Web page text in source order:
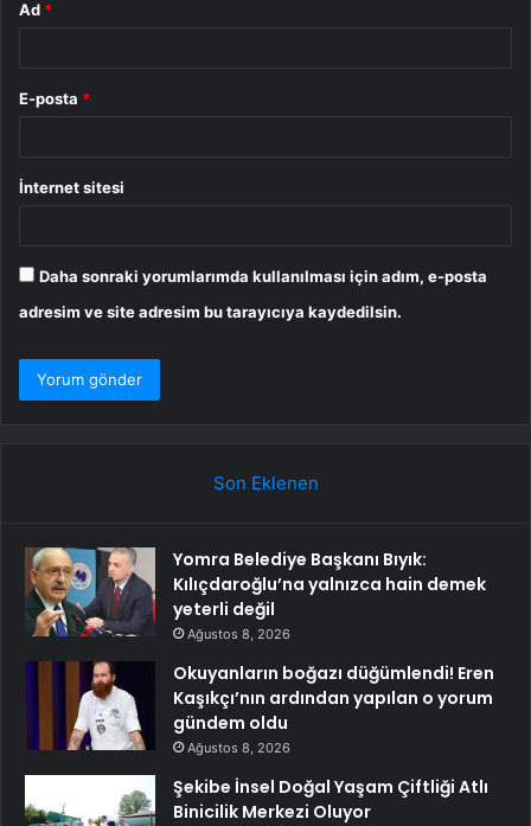
Ad *
E-posta *
İnternet sitesi
Daha sonraki yorumlarımda kullanılması için adım, e-posta
adresim ve site adresim bu tarayıcıya kaydedilsin.
Son Eklenen
Yomra Belediye Başkanı Bıyık:
Kılıçdaroğlu’na yalnızca hain demek
yeterli değil
Ağustos 8, 2026
Okuyanların boğazı düğümlendi! Eren
Kaşıkçı’nın ardından yapılan o yorum
gündem oldu
Ağustos 8, 2026
Şekibe İnsel Doğal Yaşam Çiftliği Atlı
Binicilik Merkezi Oluyor